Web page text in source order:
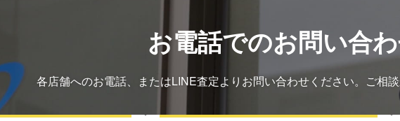
お電話でのお問い合
各店舗へのお電話、またはLINE査定よりお問い合わせください。ご相談